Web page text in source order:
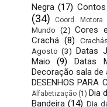
Negra (17)
(34)
Coord.
Mundo (2) Cores
Crachá (8)
Agosto (3) Datas
Maio
(9) Datas
Decoração sala de
DESENHOS PARA
Alfabetização (1) Dia
Bandeira (14) Dia